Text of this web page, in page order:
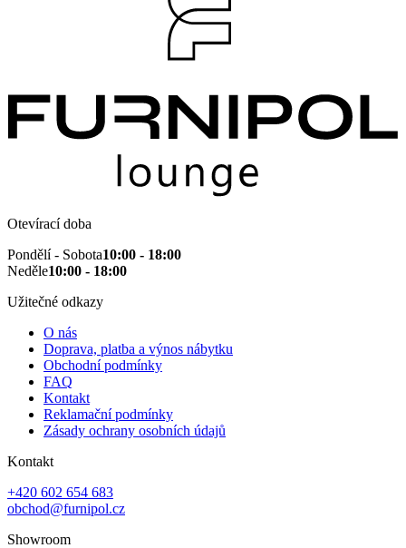
Otevírací doba
Pondělí - Sobota10:00 - 18:00
Neděle10:00 - 18:00
Užitečné odkazy
O nás
Doprava, platba a výnos nábytku
Obchodní podmínky
FAQ
Kontakt
Reklamační podmínky
Zásady ochrany osobních údajů
Kontakt
+420 602 654 683
obchod@furnipol.cz
Showroom